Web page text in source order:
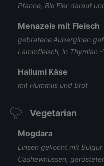
Pfanne, Bio Eier darauf
Menazele mit Fleisch
gebratene Auberginen
Lammfleisch, in Thymian
Hallumi Käse
mit Hummus und Brot
Vegetarian
Mogdara
Linsen gekocht mit
Cashewnüssen,